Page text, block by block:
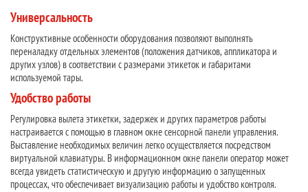
Универсальность
Конструктивные особенности оборудования позволяют выполнять
переналадку отдельных элементов (положения датчиков, аппликатора и
других узлов) в соответствии с размерами этикеток и габаритами
используемой тары.
Удобство работы
Регулировка вылета этикетки, задержек и других параметров работы
настраивается с помощью в главном окне сенсорной панели управления.
Выставление необходимых величин легко осуществляется посредством
виртуальной клавиатуры. В информационном окне панели оператор может
всегда увидеть статистическую и другую информацию о запущенных
процессах, что обеспечивает визуализацию работы и удобство контроля.